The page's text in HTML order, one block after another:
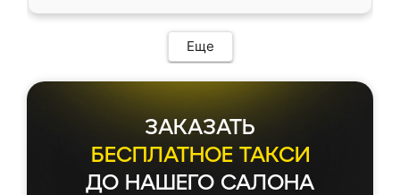
Еще
ЗАКАЗАТЬ
БЕСПЛАТНОЕ ТАКСИ
ДО НАШЕГО САЛОНА